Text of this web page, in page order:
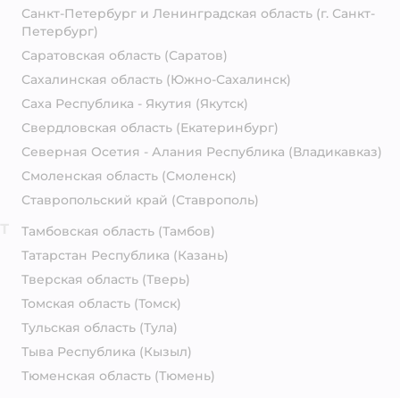
Санкт-Петербург и Ленинградская область (г. Санкт-
Петербург)
Саратовская область (Саратов)
Сахалинская область (Южно-Сахалинск)
Саха Республика - Якутия (Якутск)
Свердловская область (Екатеринбург)
Северная Осетия - Алания Республика (Владикавказ)
Смоленская область (Смоленск)
Ставропольский край (Ставрополь)
Тамбовская область (Тамбов)
Татарстан Республика (Казань)
Тверская область (Тверь)
Томская область (Томск)
Тульская область (Тула)
Тыва Республика (Кызыл)
Тюменская область (Тюмень)